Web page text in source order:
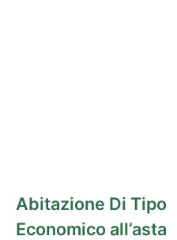
Abitazione Di Tipo
Economico all’asta